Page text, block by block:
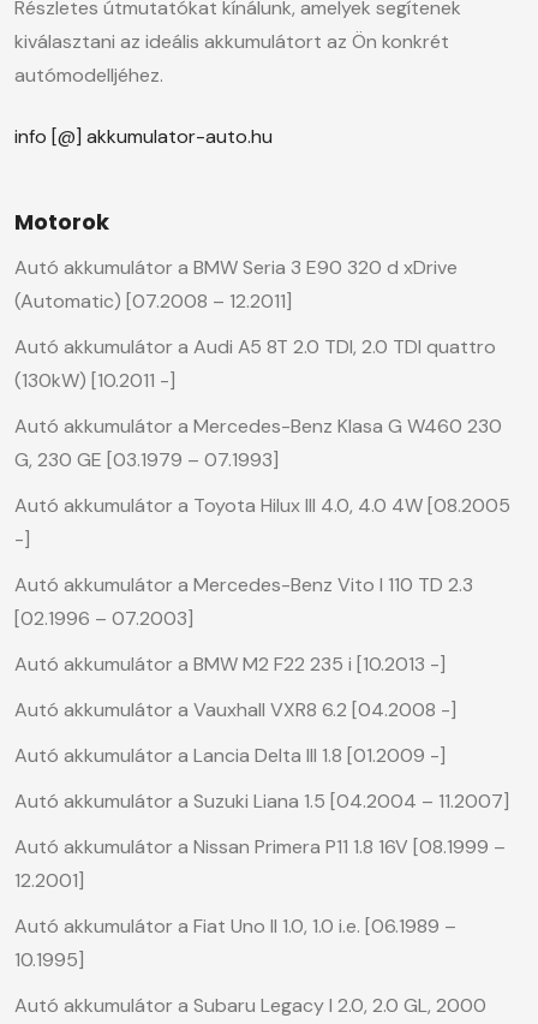
Részletes útmutatókat kínálunk, amelyek segítenek
kiválasztani az ideális akkumulátort az Ön konkrét
autómodelljéhez.
info [@] akkumulator-auto.hu
Motorok
Autó akkumulátor a BMW Seria 3 E90 320 d xDrive
(Automatic) [07.2008 – 12.2011]
Autó akkumulátor a Audi A5 8T 2.0 TDI, 2.0 TDI quattro
(130kW) [10.2011 -]
Autó akkumulátor a Mercedes-Benz Klasa G W460 230
G, 230 GE [03.1979 – 07.1993]
Autó akkumulátor a Toyota Hilux III 4.0, 4.0 4W [08.2005
-]
Autó akkumulátor a Mercedes-Benz Vito I 110 TD 2.3
[02.1996 – 07.2003]
Autó akkumulátor a BMW M2 F22 235 i [10.2013 -]
Autó akkumulátor a Vauxhall VXR8 6.2 [04.2008 -]
Autó akkumulátor a Lancia Delta III 1.8 [01.2009 -]
Autó akkumulátor a Suzuki Liana 1.5 [04.2004 – 11.2007]
Autó akkumulátor a Nissan Primera P11 1.8 16V [08.1999 –
12.2001]
Autó akkumulátor a Fiat Uno II 1.0, 1.0 i.e. [06.1989 –
10.1995]
Autó akkumulátor a Subaru Legacy I 2.0, 2.0 GL, 2000